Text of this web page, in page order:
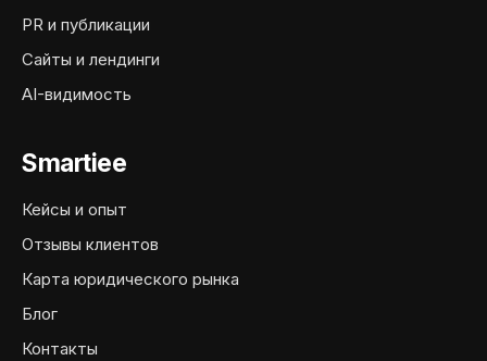
PR и публикации
Сайты и лендинги
AI-видимость
Smartiee
Кейсы и опыт
Отзывы клиентов
Карта юридического рынка
Блог
Контакты